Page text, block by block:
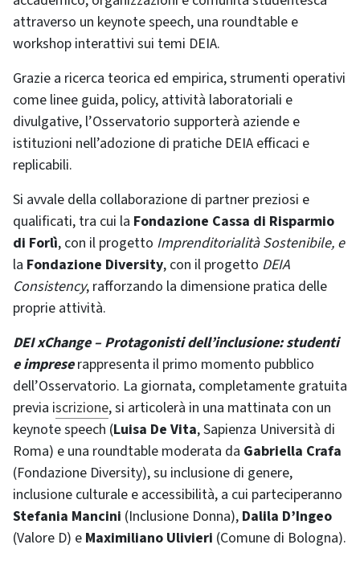
attraverso un keynote speech, una roundtable e
workshop interattivi sui temi DEIA.
Grazie a ricerca teorica ed empirica, strumenti operativi
come linee guida, policy, attività laboratoriali e
divulgative, l’Osservatorio supporterà aziende e
istituzioni nell’adozione di pratiche DEIA efficaci e
replicabili.
Si avvale della collaborazione di partner preziosi e
qualificati, tra cui la Fondazione Cassa di Risparmio
di Forlì, con il progetto Imprenditorialità Sostenibile, e
la Fondazione Diversity, con il progetto DEIA
Consistency, rafforzando la dimensione pratica delle
proprie attività.
DEI xChange – Protagonisti dell’inclusione: studenti
e impreserappresenta il primo momento pubblico
dell’Osservatorio. La giornata, completamente gratuita
previa iscrizione, si articolerà in una mattinata con un
keynote speech (Luisa De Vita, Sapienza Università di
Roma) e una roundtable moderata da Gabriella Crafa
(Fondazione Diversity), su inclusione di genere,
inclusione culturale e accessibilità, a cui parteciperanno
Stefania Mancini (Inclusione Donna), Dalila D’Ingeo
(Valore D) e Maximiliano Ulivieri (Comune di Bologna).